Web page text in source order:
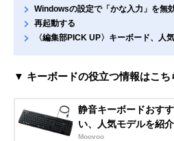
Windowsの設定で「かな入力」を無
再起動する
〈編集部PICK UP〉キーボード、人
▼ キーボードの役立つ情報はこち
静音キーボードおす
い、人気モデルを紹介
Moovoo